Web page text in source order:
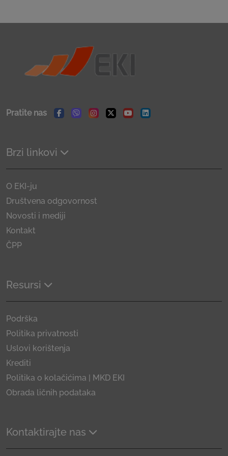
Pratite nas
Facebook
ViberInstagram
TwitterYoutubeLinkedin
Brzi linkovi
O EKI-ju
Društvena odgovornost
Novosti i mediji
Kontakt
ČPP
Resursi
Podrška
Politika privatnosti
Uslovi korištenja
Krediti
Politika o kolačićima | MKD EKI
Obrada ličnih podataka
Kontaktirajte nas